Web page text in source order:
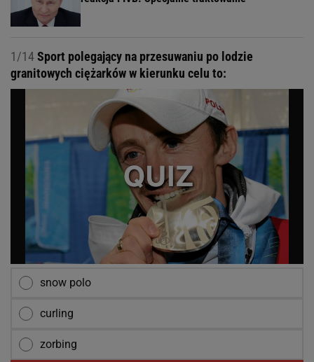
1/14Sport polegający na przesuwaniu po lodzie
granitowych ciężarków w kierunku celu to:
snow polo
curling
zorbing